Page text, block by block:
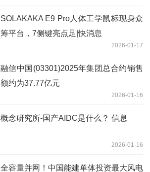
SOLAKAKA E9 Pro人体工学鼠标现身众
筹平台，7侧键亮点足|快消息
2026-01-17
融信中国(03301)2025年集团总合约销售
额约为37.77亿元
2026-01-16
概念研究所-国产AIDC是什么？ 信息
2026-01-16
全容量并网！中国能建单体投资最大风电